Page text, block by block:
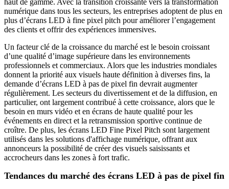
haut de gamme. Avec la transition croissante vers la transformation
numérique dans tous les secteurs, les entreprises adoptent de plus en
plus d’écrans LED à fine pixel pitch pour améliorer l’engagement
des clients et offrir des expériences immersives.
Un facteur clé de la croissance du marché est le besoin croissant
d’une qualité d’image supérieure dans les environnements
professionnels et commerciaux. Alors que les industries mondiales
donnent la priorité aux visuels haute définition à diverses fins, la
demande d’écrans LED à pas de pixel fin devrait augmenter
régulièrement. Les secteurs du divertissement et de la diffusion, en
particulier, ont largement contribué à cette croissance, alors que le
besoin en murs vidéo et en écrans de haute qualité pour les
événements en direct et la retransmission sportive continue de
croître. De plus, les écrans LED Fine Pixel Pitch sont largement
utilisés dans les solutions d'affichage numérique, offrant aux
annonceurs la possibilité de créer des visuels saisissants et
accrocheurs dans les zones à fort trafic.
Tendances du marché des écrans LED à pas de pixel fin